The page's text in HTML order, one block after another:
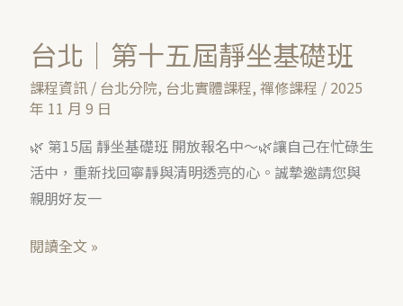
台北｜第十五屆靜坐基礎班
課程資訊/ 台北分院, 台北實體課程, 禪修課程 / 2025
年 11 月 9 日
🌿 第15屆 靜坐基礎班 開放報名中～🌿讓自己在忙碌生
活中，重新找回寧靜與清明透亮的心。誠摯邀請您與
親朋好友一
閱讀全文 »